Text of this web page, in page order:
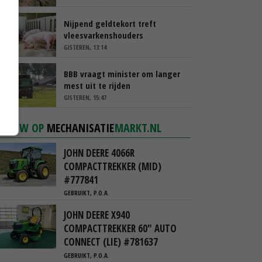
Nijpend geldtekort treft
vleesvarkenshouders
GISTEREN, 13:14
BBB vraagt minister om langer
mest uit te rijden
GISTEREN, 15:47
NIEUW OP MECHANISATIEMARKT.NL
JOHN DEERE 4066R
COMPACTTREKKER (MID)
#777841
GEBRUIKT, P.O.A.
JOHN DEERE X940
COMPACTTREKKER 60" AUTO
CONNECT (LIE) #781637
GEBRUIKT, P.O.A.